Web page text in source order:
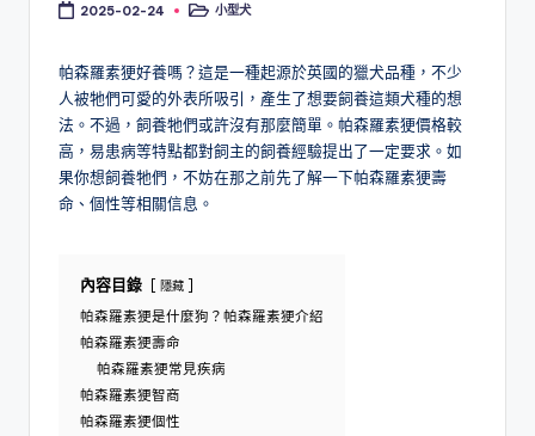
2025-02-24
Posted小型犬
帕森羅素㹴好養嗎？這是一種起源於英國的獵犬品種，不少
人被牠們可愛的外表所吸引，產生了想要飼養這類犬種的想
法。不過，飼養牠們或許沒有那麼簡單。帕森羅素㹴價格較
高，易患病等特點都對飼主的飼養經驗提出了一定要求。如
果你想飼養牠們，不妨在那之前先了解一下帕森羅素㹴壽
命、個性等相關信息。
內容目錄 隱藏
帕森羅素㹴是什麼狗？帕森羅素㹴介紹
帕森羅素㹴壽命
帕森羅素㹴常見疾病
帕森羅素㹴智商
帕森羅素㹴個性